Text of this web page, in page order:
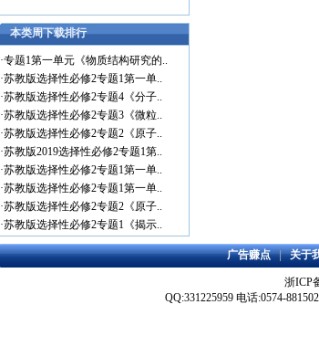
本类周下载排行
·专题1第一单元《物质结构研究的..
·苏教版选择性必修2专题1第一单..
·苏教版选择性必修2专题4《分子..
·苏教版选择性必修2专题3《微粒..
·苏教版选择性必修2专题2《原子..
·苏教版2019选择性必修2专题1第..
·苏教版选择性必修2专题1第一单..
·苏教版选择性必修2专题1第一单..
·苏教版选择性必修2专题2《原子..
·苏教版选择性必修2专题1《揭示..
广告赚点|关于
浙ICP
QQ:331225959 电话:0574-